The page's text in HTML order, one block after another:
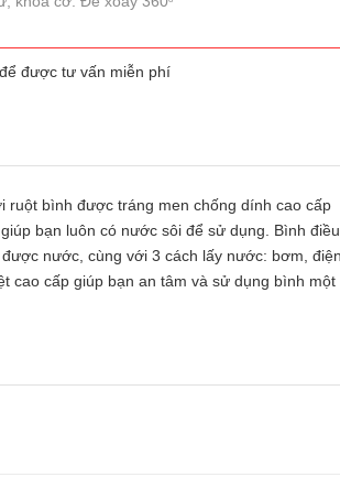
được tư vấn miễn phí
ruột bình được tráng men chống dính cao cấp
bạn luôn có nước sôi để sử dụng. Bình điều
nước, cùng với 3 cách lấy nước: bơm,
cao cấp giúp bạn an tâm và sử dụng bình một